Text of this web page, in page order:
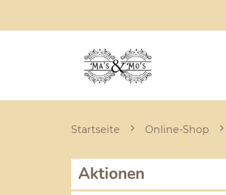
Startseite Online-Shop
Aktionen